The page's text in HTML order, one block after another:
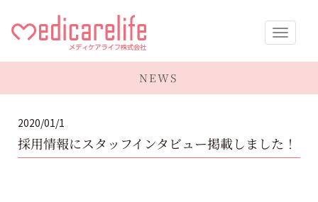
メディケア
会社
NEWS
2020/01/1
採用情報にスタッフインタビュー掲載しました！